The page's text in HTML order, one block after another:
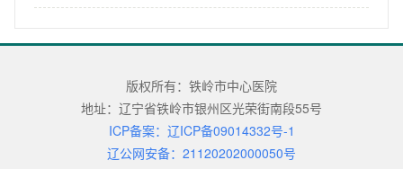
版权所有：铁岭市中心医院
地址：辽宁省铁岭市银州区光荣街南段55号
ICP备案：辽ICP备09014332号-1
辽公网安备：21120202000050号